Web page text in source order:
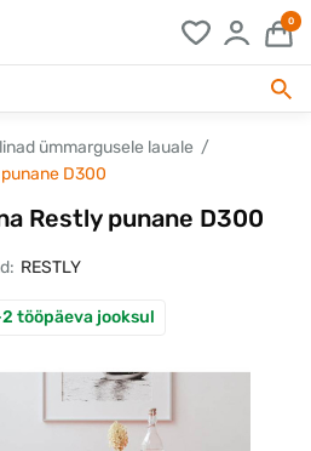
0
ümmargusele lauale
D300
Restly punane D300
RESTLY
tööpäeva jooksul